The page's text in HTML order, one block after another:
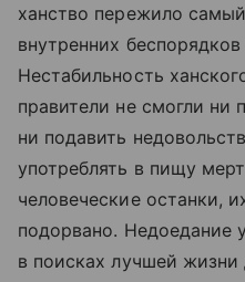
ханство пережило
внутренних
Нестабильность
правители не смогли ни
ни подавить
употреблять в пищу
человеческие останки,
подорвано. Недоедание
в поисках лучшей